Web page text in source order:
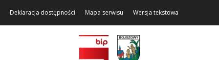
Deklaracja dostępności Mapa serwisu Wersja tekstowa